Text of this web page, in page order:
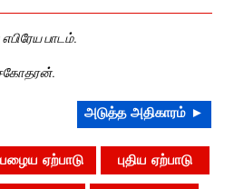
பாடம்.
அடுத்த அதிகாரம் ►
பழைய ஏற்பாடு புதிய ஏற்பாடு